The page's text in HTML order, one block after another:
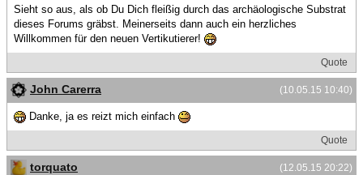
Sieht so aus, als ob Du Dich fleißig durch das archäologische Substrat
dieses Forums gräbst. Meinerseits dann auch ein herzliches
Willkommen für den neuen Vertikutierer!
Quote
(10.05.15 10:40)
John Carerra
Danke, ja es reizt mich einfach
Quote
(12.05.15 20:22)
torquato